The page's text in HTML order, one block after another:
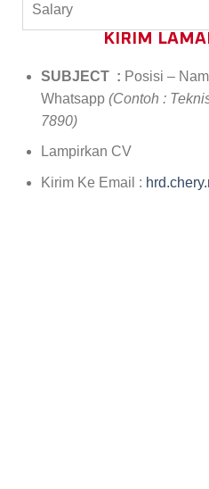
Salary
KIRIM
SUBJECT : Posisi –
Whatsapp (Contoh :
7890)
Lampirkan CV
Kirim Ke Email :